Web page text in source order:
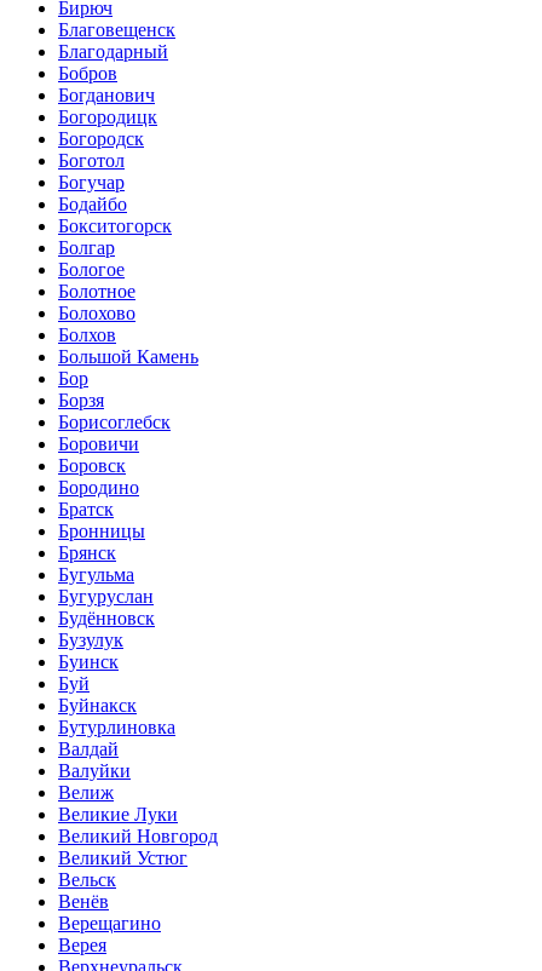
Бирюч
Благовещенск
Благодарный
Бобров
Богданович
Богородицк
Богородск
Боготол
Богучар
Бодайбо
Бокситогорск
Болгар
Бологое
Болотное
Болохово
Болхов
Большой Камень
Бор
Борзя
Борисоглебск
Боровичи
Боровск
Бородино
Братск
Бронницы
Брянск
Бугульма
Бугуруслан
Будённовск
Бузулук
Буинск
Буй
Буйнакск
Бутурлиновка
Валдай
Валуйки
Велиж
Великие Луки
Великий Новгород
Великий Устюг
Вельск
Венёв
Верещагино
Верея
Верхнеуральск